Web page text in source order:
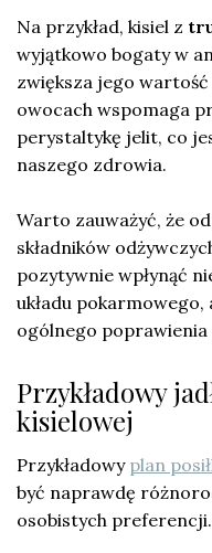
Na przykład, kisiel z
wyjątkowo bogaty w
zwiększa jego wartość
owocach wspomaga
perystaltykę jelit, co
naszego zdrowia.
Warto zauważyć, że
składników
pozytywnie wpłynąć
układu
ogólnego poprawienia
Przykładowy
kisielowej
Przykładowy plan
być naprawdę
osobistych